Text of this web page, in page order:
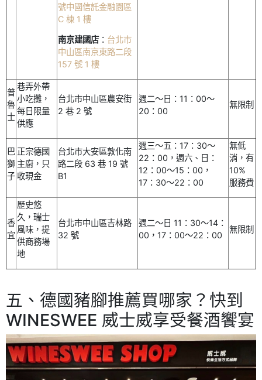
號中國信託金融園區
C 棟 1 樓
南京建國店： 台北市
中山區南京東路二段
157 號 1 樓
普
魯
士
巷弄外帶
小吃攤，
每日限量
供應
台北市中山區農安街
2 巷 2 號
週二～日：11：00～
20：00
無限制
巴
獅
子
正宗德國
主廚，只
收現金
台北市大安區敦化南
路二段 63 巷 19 號
B1
週三～五：17：30～
22：00，週六、日：
12：00～15：00，
17：30～22：00
無低
消，有
10%
服務費
香
宜
歷史悠
久，瑞士
風味，提
供商務場
地
台北市中山區吉林路
32 號
週二～日 11：30～14：
00，17：00～22：00
無限制
五、德國豬腳推薦買哪家？快到
WINESWEE 威士威享受餐酒饗宴